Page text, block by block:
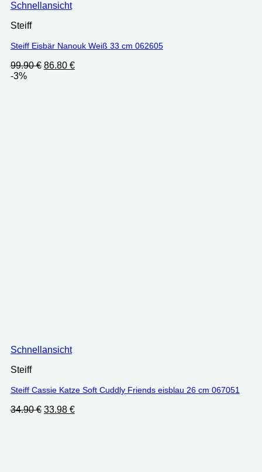
Schnellansicht
Steiff
Steiff Eisbär Nanouk Weiß 33 cm 062605
99.90€ Ursprünglicher
86.80 €Aktueller
-3%
Schnellansicht
Steiff
Steiff Cassie Katze Soft Cuddly Friends eisblau 26 cm 067051
34.90€ Ursprünglicher
33.98 €Aktueller